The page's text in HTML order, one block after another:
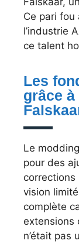
Ce pari fou
l’industrie
ce talent
Les
grâce
Le
pour des
corrections
vision
complète
extensions
n’était pas